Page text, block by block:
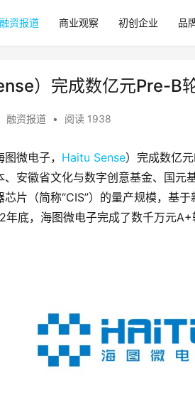
融资报道 商业观察 初创企业 品
）完成数亿元Pre-B
融资报道 • 阅读 1938
微电子， Haitu Sense）完成数亿
安徽省文化与数字创意基金、国元
片（简称“CIS”）的量产规模，基
底，海图微电子完成了数千万元